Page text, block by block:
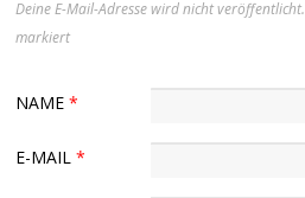
Deine E-Mail-Adresse wird nicht veröffentlicht.
markiert
NAME*
E-MAIL*